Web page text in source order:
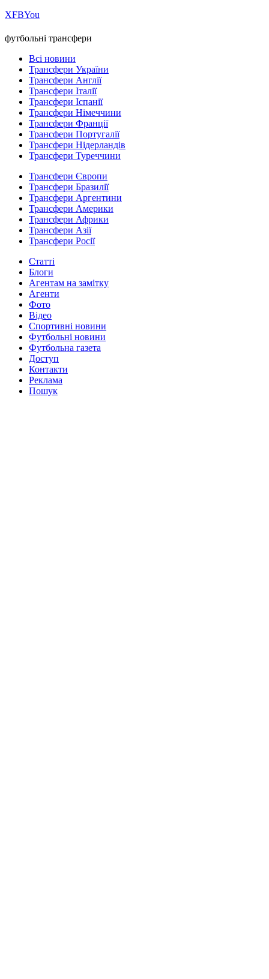
ХFBYou
футбольні трансфери
Всі новини
Трансфери України
Трансфери Англії
Трансфери Італії
Трансфери Іспанії
Трансфери Німеччини
Трансфери Франції
Трансфери Португалії
Трансфери Нідерландів
Трансфери Туреччини
Трансфери Європи
Трансфери Бразилії
Трансфери Аргентини
Трансфери Америки
Трансфери Африки
Трансфери Азії
Трансфери Росії
Статті
Блоги
Агентам на замітку
Агенти
Фото
Відео
Спортивні новини
Футбольні новини
Футбольна газета
Доступ
Контакти
Реклама
Пошук